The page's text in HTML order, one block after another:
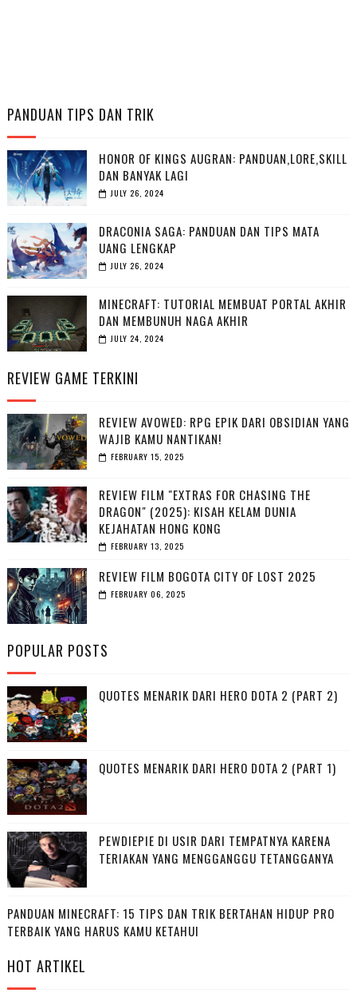
PANDUAN TIPS DAN TRIK
HONOR OF KINGS AUGRAN: PANDUAN,LORE,SKILL
DAN BANYAK LAGI
JULY 26, 2024
DRACONIA SAGA: PANDUAN DAN TIPS MATA
UANG LENGKAP
JULY 26, 2024
MINECRAFT: TUTORIAL MEMBUAT PORTAL AKHIR
DAN MEMBUNUH NAGA AKHIR
JULY 24, 2024
REVIEW GAME TERKINI
REVIEW AVOWED: RPG EPIK DARI OBSIDIAN YANG
WAJIB KAMU NANTIKAN!
FEBRUARY 15, 2025
REVIEW FILM "EXTRAS FOR CHASING THE
DRAGON" (2025): KISAH KELAM DUNIA
KEJAHATAN HONG KONG
FEBRUARY 13, 2025
REVIEW FILM BOGOTA CITY OF LOST 2025
FEBRUARY 06, 2025
POPULAR POSTS
QUOTES MENARIK DARI HERO DOTA 2 (PART 2)
QUOTES MENARIK DARI HERO DOTA 2 (PART 1)
PEWDIEPIE DI USIR DARI TEMPATNYA KARENA
TERIAKAN YANG MENGGANGGU TETANGGANYA
PANDUAN MINECRAFT: 15 TIPS DAN TRIK BERTAHAN HIDUP PRO
TERBAIK YANG HARUS KAMU KETAHUI
HOT ARTIKEL